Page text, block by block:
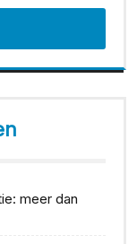
meer dan